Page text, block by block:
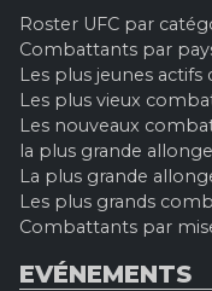
Roster UFC par
Combattants par
Les plus jeunes actifs
Les plus vieux
Les nouveaux
la plus grande
La plus grande
Les plus grands
Combattants par
EVÉNEMENTS